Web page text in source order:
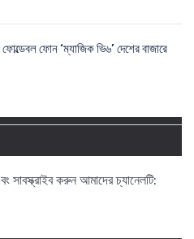
ফোন ‘ম্যাজিক ভি৬’ দেশের বাজারে
করুন আমাদের চ্যানেলটি: